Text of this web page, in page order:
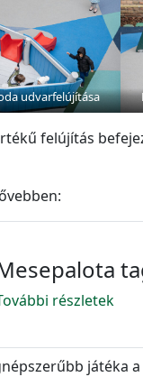
udvarfelújítása
felújítás
részletek
játéka